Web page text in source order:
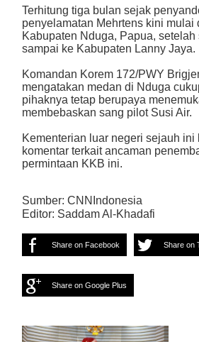
Terhitung tiga bulan sejak
penyelamatan Mehrtens kini mulai
Kabupaten Nduga, Papua, setelah
sampai ke Kabupaten Lanny Jaya.
Komandan Korem 172/PWY
mengatakan medan di Nduga
pihaknya tetap berupaya
membebaskan sang pilot Susi Air.
Kementerian luar negeri sejauh ini
komentar terkait ancaman
permintaan KKB ini.
Sumber: CNNIndonesia
Editor: Saddam Al-Khadafi
Share on Facebook Share on
Share on Google Plus